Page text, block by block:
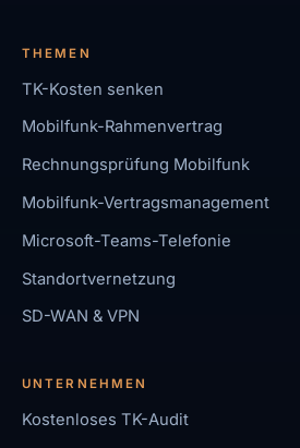
THEMEN
TK-Kosten senken
Mobilfunk-Rahmenvertrag
Rechnungsprüfung Mobilfunk
Mobilfunk-Vertragsmanagement
Microsoft-Teams-Telefonie
Standortvernetzung
SD-WAN & VPN
UNTERNEHMEN
Kostenloses TK-Audit